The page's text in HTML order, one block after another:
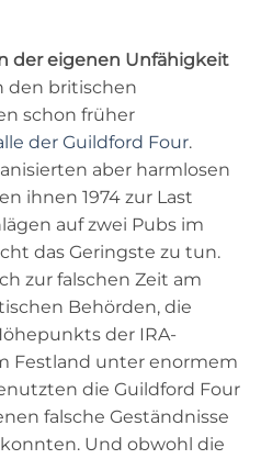
der eigenen Unfähigkeit
den britischen
schon früher
der Guildford Four.
aber harmlosen
ihnen 1974 zur Last
auf zwei Pubs im
das Geringste zu tun.
zur falschen Zeit am
Behörden, die
der IRA-
Festland unter enormem
die Guildford Four
falsche Geständnisse
Und obwohl die